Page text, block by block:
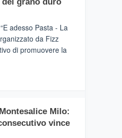
adesso Pasta - La
da Fizz
di promuovere la
Milo:
vince